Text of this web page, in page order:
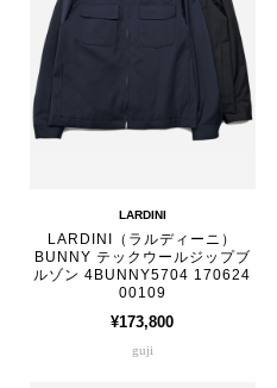
LARDINI
LARDINI（ラルディーニ）
BUNNY テックウールジップブ
ルゾン 4BUNNY5704 170624
00109
¥173,800
guji